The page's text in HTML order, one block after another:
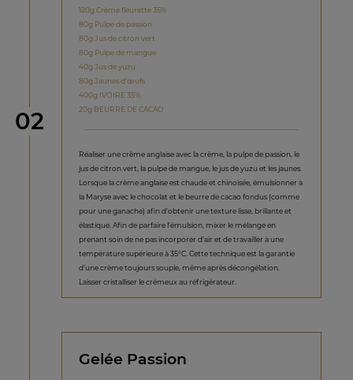
étape
02
120g Crème fleurette 35%
80g Pulpe de passion
80g Jus de citron vert
80g Pulpe de mangue
40g Jus de yuzu
80g Jaunes d’œufs
400g IVOIRE 35%
20g BEURRE DE CACAO
Réaliser une crème anglaise avec la crème, la pulpe de passion, le
jus de citron vert, la pulpe de mangue, le jus de yuzu et les jaunes.
Lorsque la crème anglaise est chaude et chinoisée, émulsionner à
la Maryse avec le chocolat et le beurre de cacao fondus (comme
pour une ganache) afin d’obtenir une texture lisse, brillante et
élastique. Afin de parfaire l’émulsion, mixer le mélange en
prenant soin de ne pas incorporer d’air et de travailler à une
température supérieure à 35°C. Cette technique est la garantie
d’une crème toujours souple, même après décongélation.
Laisser cristalliser le crémeux au réfrigérateur.
Gelée Passion